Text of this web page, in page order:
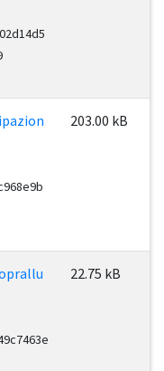
203.00 kB
22.75 kB